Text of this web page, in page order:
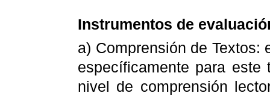
Instrumentos de
a) Comprensión de Textos:
específicamente para
nivel de comprensión